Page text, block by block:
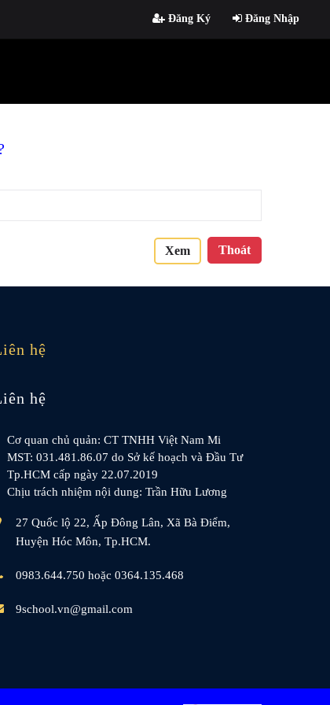
Đăng Ký Đăng Nhập
Xem Thoát
hệ
hệ
Cơ quan chủ quản: CT TNHH Việt Nam Mi
MST: 031.481.86.07 do Sở kế hoạch và Đầu Tư
Tp.HCM cấp ngày 22.07.2019
Chịu trách nhiệm nội dung: Trần Hữu Lương
27 Quốc lộ 22, Ấp Đông Lân, Xã Bà Điểm,
Huyện Hóc Môn, Tp.HCM.
0983.644.750 hoặc 0364.135.468
9school.vn@gmail.com